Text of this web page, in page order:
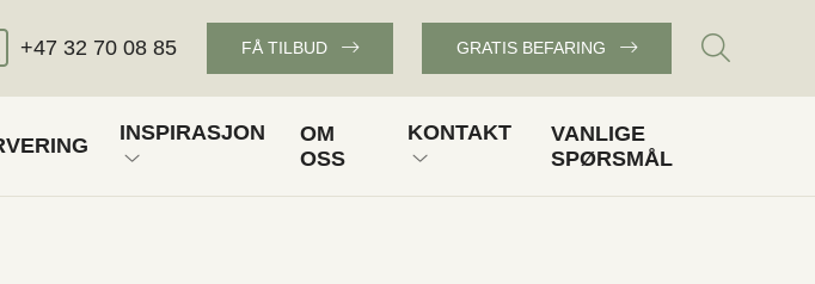
+47 32 70 08 85 FÅ TILBUD GRATIS BEFARING
INSPIRASJON
OM
OSS
KONTAKT
VANLIGE
SPØRSMÅL